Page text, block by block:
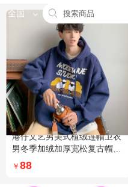
全国
港仔文艺男美式植绒连帽卫衣
男冬季加绒加厚宽松复古帽衫
外套 XXL 加绒 5XL 灰色加绒
￥ 88